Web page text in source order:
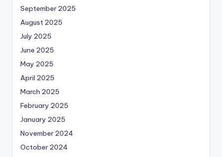
September 2025
August 2025
July 2025
June 2025
May 2025
April 2025
March 2025
February 2025
January 2025
November 2024
October 2024